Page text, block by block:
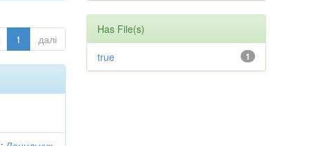
1 далі
Has File(s)
1
true